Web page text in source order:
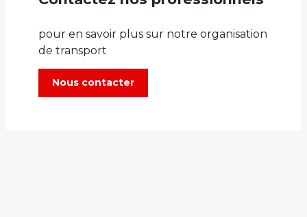
pour en savoir plus sur notre organisation
de transport
Nous contacter